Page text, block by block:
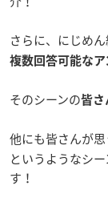
さらに、にじめ
複数回答可能な
そのシーンの皆さ
他にも皆さんが思
というようなシ
す！